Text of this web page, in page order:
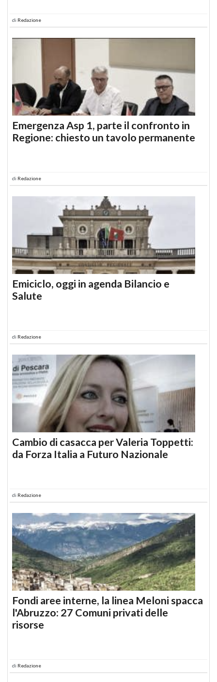
di Redazione
Emergenza Asp 1, parte il confronto in
Regione: chiesto un tavolo permanente
di Redazione
Emiciclo, oggi in agenda Bilancio e
Salute
di Redazione
Cambio di casacca per Valeria Toppetti:
da Forza Italia a Futuro Nazionale
di Redazione
Fondi aree interne, la linea Meloni spacca
l'Abruzzo: 27 Comuni privati delle
risorse
di Redazione